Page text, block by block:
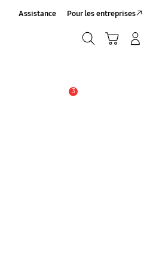
Assistance Pour les entreprises
3